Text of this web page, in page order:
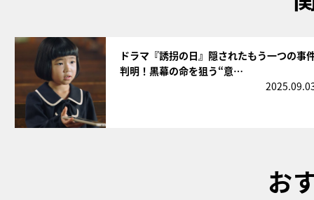
ドラマ『誘拐の日』隠されたもう一つの事
判明！黒幕の命を狙う“意…
お